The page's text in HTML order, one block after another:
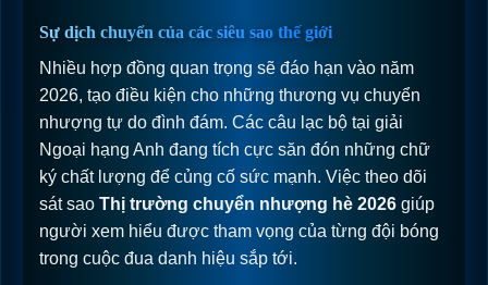
Sự dịch chuyển của các siêu sao thế giới
Nhiều hợp đồng quan trọng sẽ đáo hạn vào năm
2026, tạo điều kiện cho những thương vụ chuyển
nhượng tự do đình đám. Các câu lạc bộ tại giải
Ngoại hạng Anh đang tích cực săn đón những chữ
ký chất lượng để củng cố sức mạnh. Việc theo dõi
sát sao Thị trường chuyển nhượng hè 2026 giúp
người xem hiểu được tham vọng của từng đội bóng
trong cuộc đua danh hiệu sắp tới.